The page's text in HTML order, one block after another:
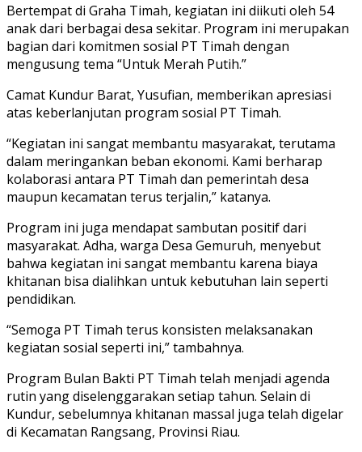
Bertempat di Graha Timah, kegiatan ini diikuti oleh 54
anak dari berbagai desa sekitar. Program ini merupakan
bagian dari komitmen sosial PT Timah dengan
mengusung tema “Untuk Merah Putih.”
Camat Kundur Barat, Yusufian, memberikan apresiasi
atas keberlanjutan program sosial PT Timah.
“Kegiatan ini sangat membantu masyarakat, terutama
dalam meringankan beban ekonomi. Kami berharap
kolaborasi antara PT Timah dan pemerintah desa
maupun kecamatan terus terjalin,” katanya.
Program ini juga mendapat sambutan positif dari
masyarakat. Adha, warga Desa Gemuruh, menyebut
bahwa kegiatan ini sangat membantu karena biaya
khitanan bisa dialihkan untuk kebutuhan lain seperti
pendidikan.
“Semoga PT Timah terus konsisten melaksanakan
kegiatan sosial seperti ini,” tambahnya.
Program Bulan Bakti PT Timah telah menjadi agenda
rutin yang diselenggarakan setiap tahun. Selain di
Kundur, sebelumnya khitanan massal juga telah digelar
di Kecamatan Rangsang, Provinsi Riau.